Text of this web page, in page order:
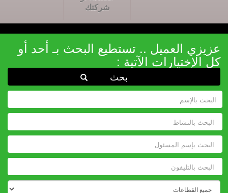
شركتك
عزيزي العميل .. تستطيع البحث بـ أحد أو
كل الإختيارات الآتية :